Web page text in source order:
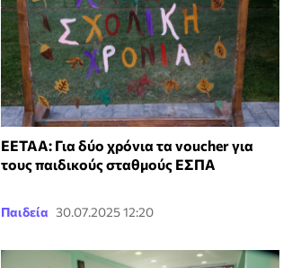
ΕΕΤΑΑ: Για δύο χρόνια τα voucher για
τους παιδικούς σταθμούς ΕΣΠΑ
Παιδεία 30.07.2025 12:20